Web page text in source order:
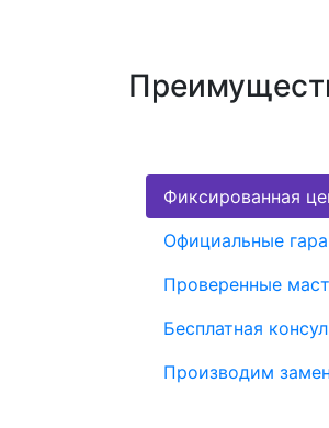
Фиксированная
Официальные
Проверенные
Бесплатная
Производим